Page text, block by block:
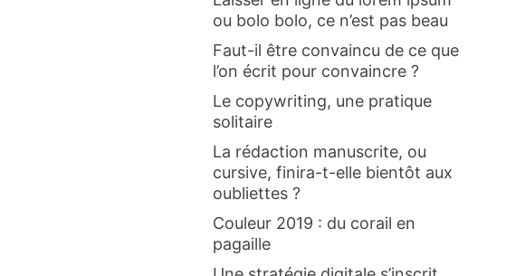
ou bolo bolo, ce n’est pas beau
Faut-il être convaincu de ce que
l’on écrit pour convaincre ?
Le copywriting, une pratique
solitaire
La rédaction manuscrite, ou
cursive, finira-t-elle bientôt aux
oubliettes ?
Couleur 2019 : du corail en
pagaille